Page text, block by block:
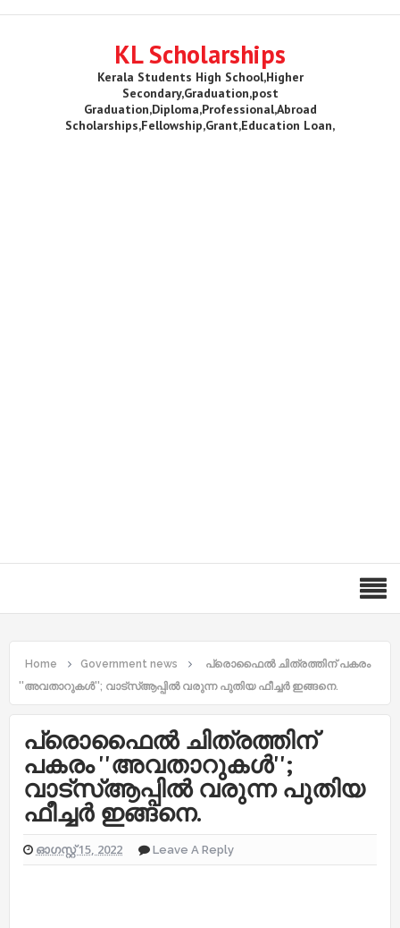
KL Scholarships
Kerala Students High School,Higher
Secondary,Graduation,post
Graduation,Diploma,Professional,Abroad
Scholarships,Fellowship,Grant,Education Loan,
Home Government news
പ്രൊഫൈല്‍ ചിത്രത്തിന് പകരം
''അവതാറുകള്‍''; വാട്സ്‌ആപ്പില്‍ വരുന്ന പുതിയ ഫീച്ചര്‍ ഇങ്ങനെ.
പ്രൊഫൈല്‍ ചിത്രത്തിന്
പകരം ''അവതാറുകള്‍'';
വാട്സ്‌ആപ്പില്‍ വരുന്ന പുതിയ
ഫീച്ചര്‍ ഇങ്ങനെ.
ഓഗസ്റ്റ് 15, 2022 Leave A Reply